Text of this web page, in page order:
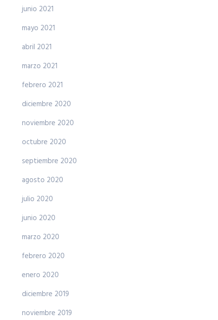
junio 2021
mayo 2021
abril 2021
marzo 2021
febrero 2021
diciembre 2020
noviembre 2020
octubre 2020
septiembre 2020
agosto 2020
julio 2020
junio 2020
marzo 2020
febrero 2020
enero 2020
diciembre 2019
noviembre 2019